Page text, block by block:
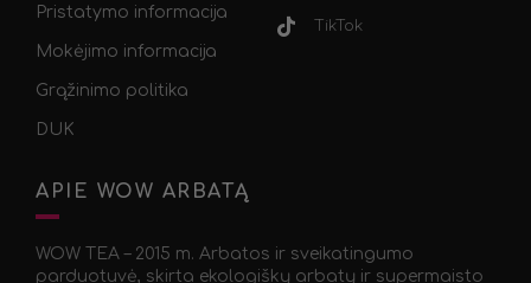
Pristatymo informacija
Mokėjimo informacija
Grąžinimo politika
DUK
TikTok
APIE WOW ARBATĄ
WOW TEA – 2015 m. Arbatos ir sveikatingumo
parduotuvė, skirta ekologiškų arbatų ir supermaisto